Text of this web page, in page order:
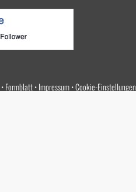
Formblatt Impressum Cookie-Einstellungen